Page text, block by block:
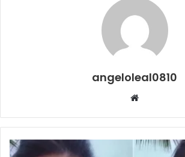
angeloleal0810
Website